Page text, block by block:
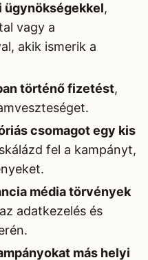
ügynökségekkel,
vagy a
akik ismerik a
történő fizetést,
csomagot egy kis
fel a kampányt,
média törvények
adatkezelés és
más helyi